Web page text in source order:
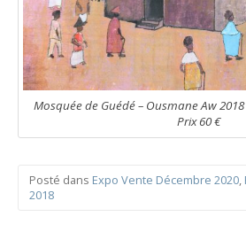
Mosquée de Guédé – Ousmane Aw
Prix 60 €
Posté dans Expo Vente Décembre 2020,
2018